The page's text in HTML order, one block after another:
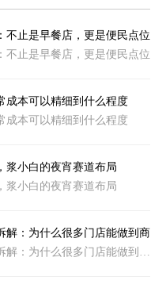
不止是早餐店，更是便民点位
不止是早餐店，更是便民点位
成本可以精细到什么程度
成本可以精细到什么程度
浆小白的夜宵赛道布局
浆小白的夜宵赛道布局
解：为什么很多门店能做到商
浆小白外卖代运营模式拆解：为什么很多门店能做到商圈靠前